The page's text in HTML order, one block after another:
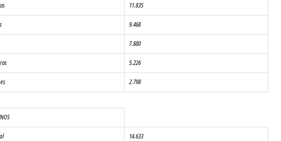
11.835
9.468
7.880
5.226
2.798
14.633